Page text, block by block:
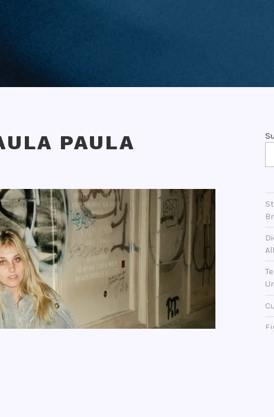
PAULA